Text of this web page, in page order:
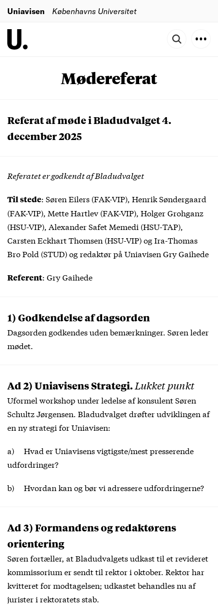
Uniavisen Københavns Universitet
Mødereferat
Referat af møde i Bladudvalget 4.
december 2025
Referatet er godkendt af Bladudvalget
Til stede: Søren Eilers (FAK-VIP), Henrik Søndergaard
(FAK-VIP), Mette Hartlev (FAK-VIP), Holger Grohganz
(HSU-VIP), Alexander Safet Memedi (HSU-TAP),
Carsten Eckhart Thomsen (HSU-VIP) og Ira-Thomas
Bro Pold (STUD) og redaktør på Uniavisen Gry Gaihede
Referent: Gry Gaihede
1) Godkendelse af dagsorden
Dagsorden godkendes uden bemærkninger. Søren leder
mødet.
Ad 2) Uniavisens Strategi.Lukket punkt
Uformel workshop under ledelse af konsulent Søren
Schultz Jørgensen. Bladudvalget drøfter udviklingen af
en ny strategi for Uniavisen:
a) Hvad er Uniavisens vigtigste/mest presserende
udfordringer?
b) Hvordan kan og bør vi adressere udfordringerne?
Ad 3) Formandens og redaktørens
orientering
Søren fortæller, at Bladudvalgets udkast til et revideret
kommissorium er sendt til rektor i oktober. Rektor har
kvitteret for modtagelsen; udkastet behandles nu af
jurister i rektoratets stab.